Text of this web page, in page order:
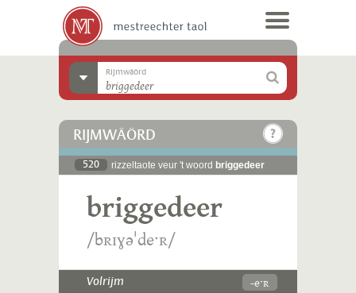
Rijmwäörd
RIJMWÄÖRD
520 rizzeltaote veur 't woord briggedeer
briggedeer
/bʀɪɣəˈdeˑʀ/
Volrijm -eˑʀ